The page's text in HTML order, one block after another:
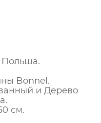
Польша.
Bonnel.
и Дерево
см.